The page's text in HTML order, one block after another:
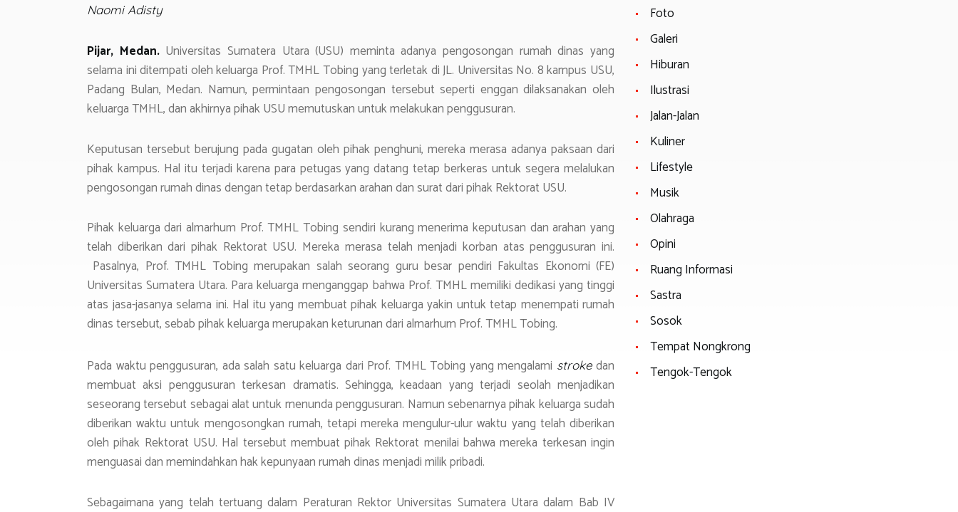
ok
p
p
m
Naomi Adisty
Pijar, Medan. Universitas Sumatera Utara (USU) meminta adanya pengosongan rumah dinas yang
selama ini ditempati oleh keluarga Prof. TMHL Tobing yang terletak di JL. Universitas No. 8 kampus USU,
Padang Bulan, Medan. Namun, permintaan pengosongan tersebut seperti enggan dilaksanakan oleh
keluarga TMHL, dan akhirnya pihak USU memutuskan untuk melakukan penggusuran.
Keputusan tersebut berujung pada gugatan oleh pihak penghuni, mereka merasa adanya paksaan dari
pihak kampus. Hal itu terjadi karena para petugas yang datang tetap berkeras untuk segera melalukan
pengosongan rumah dinas dengan tetap berdasarkan arahan dan surat dari pihak Rektorat USU.
Pihak keluarga dari almarhum Prof. TMHL Tobing sendiri kurang menerima keputusan dan arahan yang
telah diberikan dari pihak Rektorat USU. Mereka merasa telah menjadi korban atas penggusuran ini.
Pasalnya, Prof. TMHL Tobing merupakan salah seorang guru besar pendiri Fakultas Ekonomi (FE)
Universitas Sumatera Utara. Para keluarga menganggap bahwa Prof. TMHL memiliki dedikasi yang tinggi
atas jasa-jasanya selama ini. Hal itu yang membuat pihak keluarga yakin untuk tetap menempati rumah
dinas tersebut, sebab pihak keluarga merupakan keturunan dari almarhum Prof. TMHL Tobing.
Pada waktu penggusuran, ada salah satu keluarga dari Prof. TMHL Tobing yang mengalami strokedan
membuat aksi penggusuran terkesan dramatis. Sehingga, keadaan yang terjadi seolah menjadikan
seseorang tersebut sebagai alat untuk menunda penggusuran. Namun sebenarnya pihak keluarga sudah
diberikan waktu untuk mengosongkan rumah, tetapi mereka mengulur-ulur waktu yang telah diberikan
oleh pihak Rektorat USU. Hal tersebut membuat pihak Rektorat menilai bahwa mereka terkesan ingin
menguasai dan memindahkan hak kepunyaan rumah dinas menjadi milik pribadi.
Sebagaimana yang telah tertuang dalam Peraturan Rektor Universitas Sumatera Utara dalam Bab IV
Foto
Galeri
Hiburan
Ilustrasi
Jalan-Jalan
Kuliner
Lifestyle
Musik
Olahraga
Opini
Ruang Informasi
Sastra
Sosok
Tempat Nongkrong
Tengok-Tengok